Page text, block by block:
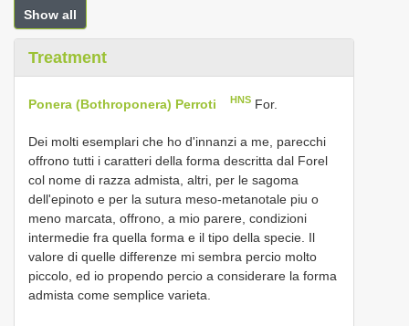
Show all
Treatment
Ponera (Bothroponera) Perroti HNS For.
Dei molti esemplari che ho d'innanzi a me, parecchi
offrono tutti i caratteri della forma descritta dal Forel
col nome di razza admista, altri, per le sagoma
dell'epinoto e per la sutura meso-metanotale piu o
meno marcata, offrono, a mio parere, condizioni
intermedie fra quella forma e il tipo della specie. Il
valore di quelle differenze mi sembra percio molto
piccolo, ed io propendo percio a considerare la forma
admista come semplice varieta.